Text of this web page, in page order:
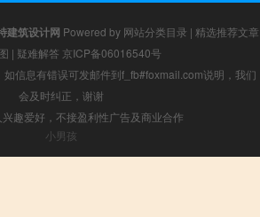
建筑设计网 Powered by 网站分类目录 | 精选推荐文章
| 疑难解答 京ICP备06016540号
信息有错误可发邮件到f_fb#foxmail.com说明，我们
会及时纠正，谢谢
趣爱好，不接盈利性广告及商业合作
小男孩